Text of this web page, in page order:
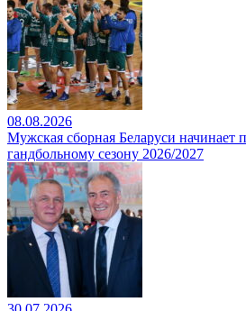
08.08.2026
Мужская сборная Беларуси начинает
гандбольному сезону 2026/2027